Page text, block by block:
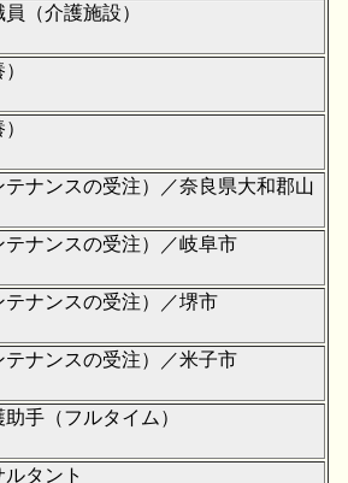
員（介護施設）
ナンスの受注）／奈良県大和郡山
ナンスの受注）／岐阜市
ナンスの受注）／堺市
ナンスの受注）／米子市
手（フルタイム）
タント